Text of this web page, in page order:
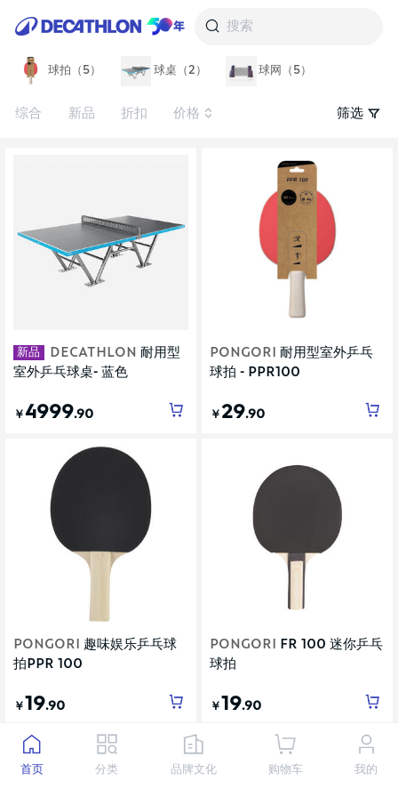
搜索
球拍（5） 球桌（2） 球网（5）
综合 新品 折扣 价格 筛选
新品 DECATHLON 耐用型
室外乒乓球桌- 蓝色
￥4999.90
PONGORI 耐用型室外乒乓
球拍 - PPR100
￥ 29.90
PONGORI
趣味娱乐乒乓球
拍PPR 100
￥19.90
PONGORI
FR 100 迷你乒乓
球拍
￥19.90
首页 分类 品牌文化 购物车 我的